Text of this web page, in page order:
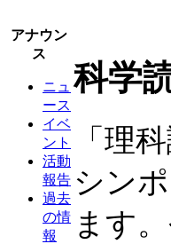
アナウン
ス
ニュ
ース
イベ
ント
活動
報告
過去
の情
報
科学
「理
シン
ます